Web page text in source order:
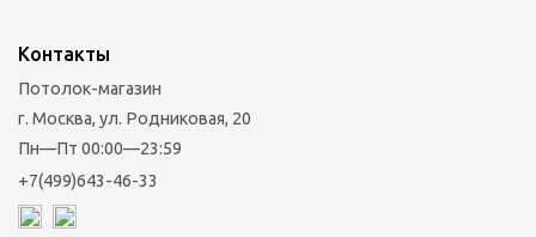
Контакты
Потолок-магазин
г. Москва, ул. Родниковая, 20
Пн—Пт 00:00—23:59
+7(499)643-46-33